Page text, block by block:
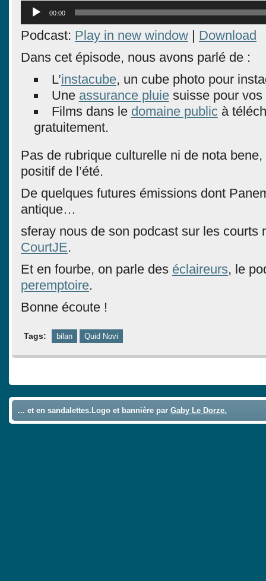
Lecteur
audio
00:00
Podcast: Play in new window | Download
Dans cet épisode, nous avons parlé de :
L’instacube, un cube photo pour
Une assurance pluiesuisse pour vos
Films dans le domaine publicà
gratuitement.
Pas de rubrique culturelle ni de nota
positif de l’été.
De quelques futures émissions dont
antique…
sferay nous de son podcast sur les courts
CourtJE.
Et en fourbe, on parle des éclaireurs, le
peremptoire.
Bonne écoute !
Tags: bilan Quid Novi
... et en sandalettes.Logo et bannière par Gaby Le Dorze.